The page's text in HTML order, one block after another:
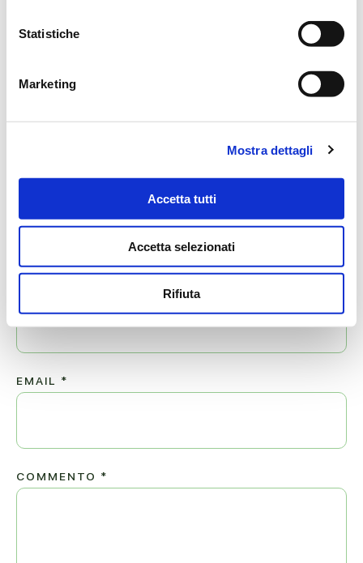
Statistiche
Marketing
Mostra dettagli
Accetta tutti
Accetta selezionati
Rifiuta
MESSAGGI ALLA FAMIGLIA
SCRIVI ORA
Lascia ora un messaggio di vicinanza alla famiglia di RINA.
Il tuo indirizzo email non sarà pubblicato.
COMMENTO *
EMAIL *